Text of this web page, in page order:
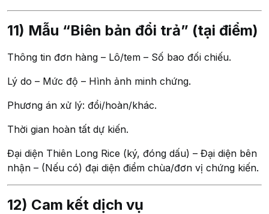
11) Mẫu “Biên bản đổi trả” (tại điểm)
Thông tin đơn hàng – Lô/tem – Số bao đối chiếu.
Lý do – Mức độ – Hình ảnh minh chứng.
Phương án xử lý: đổi/hoàn/khác.
Thời gian hoàn tất dự kiến.
Đại diện Thiên Long Rice (ký, đóng dấu) – Đại diện bên
nhận – (Nếu có) đại diện điểm chùa/đơn vị chứng kiến.
12) Cam kết dịch vụ